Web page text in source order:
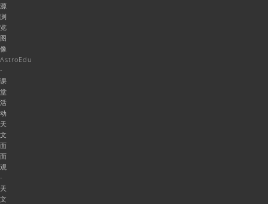
源
浏
览
图
像
AstroEdu
-
课
堂
活
动
天
文
面
面
观
-
天
文